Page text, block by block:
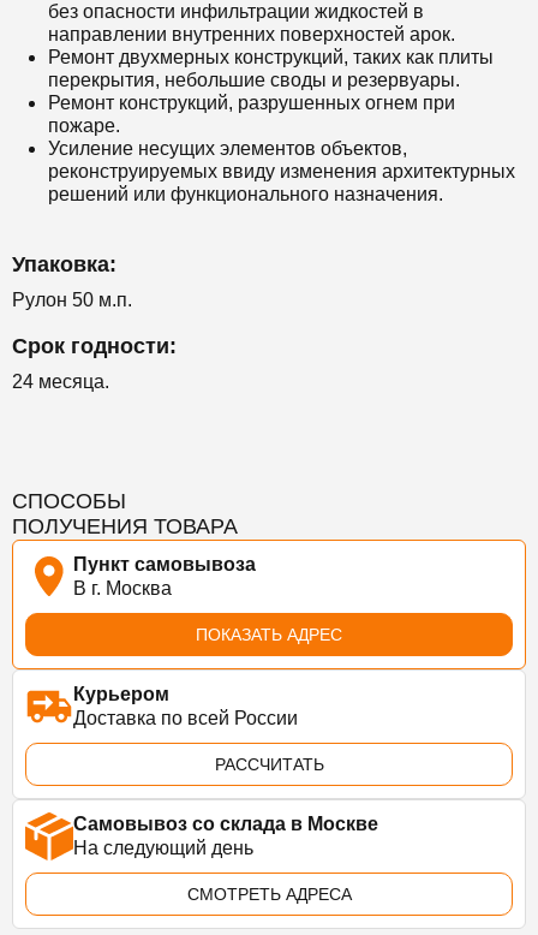
без опасности инфильтрации жидкостей в
направлении внутренних поверхностей арок.
Ремонт двухмерных конструкций, таких как плиты
перекрытия, небольшие своды и резервуары.
Ремонт конструкций, разрушенных огнем при
пожаре.
Усиление несущих элементов объектов,
реконструируемых ввиду изменения архитектурных
решений или функционального назначения.
Упаковка:
Рулон 50 м.п.
Срок годности:
24 месяца.
СПОСОБЫ
ПОЛУЧЕНИЯ ТОВАРА
Пункт самовывоза
В г. Москва
ПОКАЗАТЬ АДРЕС
Курьером
Доставка по всей России
РАССЧИТАТЬ
Самовывоз со склада в Москве
На следующий день
СМОТРЕТЬ АДРЕСА